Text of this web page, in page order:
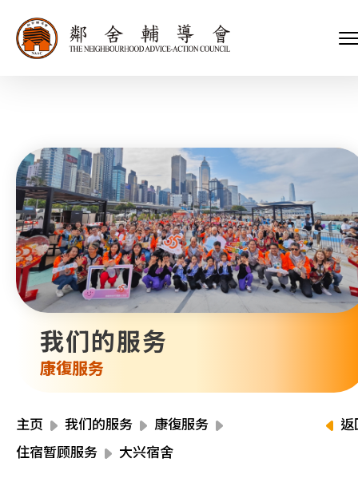
我们的服务
康復服务
主页 我们的服务
康復服务
住宿暂顾服务
大兴宿舍
返
会长、副会长
执行委员会及总幹事
招标项目
关于我们
家庭及儿童福利服务
青少年服务
内地服务
教育服务
医疗衞生服务
社会企业
我们的服务
我们的伙伴
捐款方法
支持我们
新闻稿及媒体报导
会讯及刊物
活动报名
加入我们